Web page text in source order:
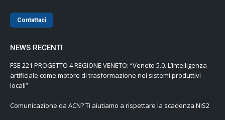
Contattaci
NEWS RECENTI
FSE 221 PROGETTO 4 REGIONE VENETO: “Veneto 5.0. L’intelligenza
artificiale come motore di trasformazione nei sistemi produttivi
locali”
Comunicazione da ACN? Ti aiutiamo a rispettare la scadenza NIS2